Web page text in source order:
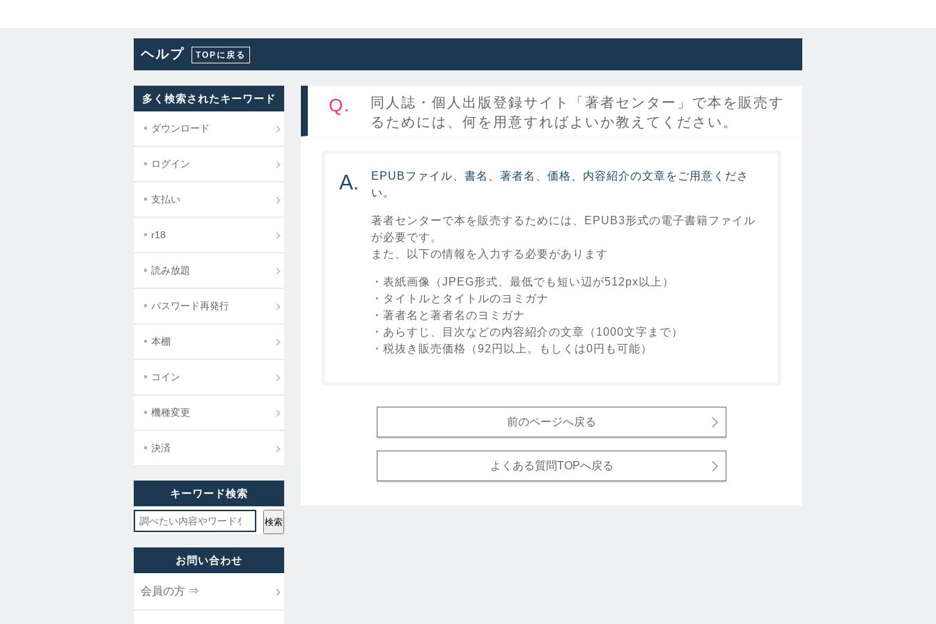
ヘルプ TOPに戻る
Q.
同人誌・個人出版登録サイト「著者センター」で本を販売す
るためには、何を用意すればよいか教えてください。
A.
EPUBファイル、書名、著者名、価格、内容紹介の文章をご用意くださ
い。
著者センターで本を販売するためには、EPUB3形式の電子書籍ファイル
が必要です。
また、以下の情報を入力する必要があります
・表紙画像（JPEG形式、最低でも短い辺が512px以上）
・タイトルとタイトルのヨミガナ
・著者名と著者名のヨミガナ
・あらすじ、目次などの内容紹介の文章（1000文字まで）
・税抜き販売価格（92円以上。もしくは0円も可能）
前のページへ戻る
よくある質問TOPへ戻る
多く検索されたキーワード
ダウンロード
ログイン
支払い
r18
読み放題
パスワード再発行
本棚
コイン
機種変更
決済
キーワード検索
お問い合わせ
会員の方 ⇒